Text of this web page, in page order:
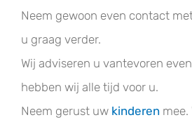
Neem gewoon even contact
u graag verder.
Wij adviseren u vantevoren
hebben wij alle tijd voor u.
Neem gerust uw kinderenmee.